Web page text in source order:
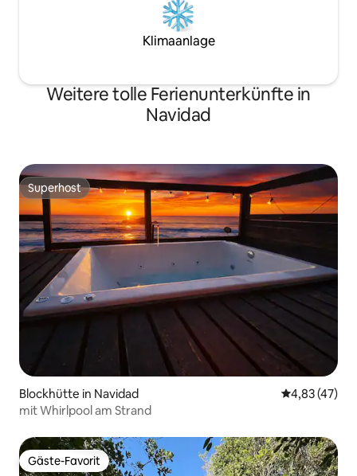
Klimaanlage
Weitere tolle Ferienunterkünfte in
Navidad
Superhost
Superhost
Blockhütte in Navidad
4,83 (47)
mit Whirlpool am Strand
Gäste-Favorit
Gäste-Favorit